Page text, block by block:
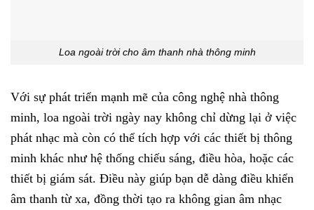
Loa ngoài trời cho âm thanh nhà thông minh
Với sự phát triển mạnh mẽ của công nghệ nhà thông
minh, loa ngoài trời ngày nay không chỉ dừng lại ở việc
phát nhạc mà còn có thể tích hợp với các thiết bị thông
minh khác như hệ thống chiếu sáng, điều hòa, hoặc các
thiết bị giám sát. Điều này giúp bạn dễ dàng điều khiển
âm thanh từ xa, đồng thời tạo ra không gian âm nhạc